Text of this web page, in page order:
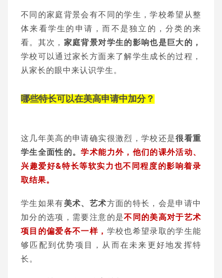
不同的家庭背景会有不同的学生，学校希望从整
体来看学生的申请，而不是独立的，分类的来
看。其次， 家庭背景对学生的影响也是巨大的，
学校可以通过家长方面来了解学生成长的过程，
从家长的眼中来认识学生。
哪些特长可以在美高申请中加分？
这几年美高的申请确实很激烈，学校还是很看重
学生全面性的。学术能力外，他们的课外活动、
兴趣爱好&特长等软实力也不同程度的影响着录
取结果。
学生如果有美术、艺术方面的特长，会是申请中
加分的选项，需要注意的是不同的美高对于艺术
项目的偏爱各不一样， 学校也希望录取的学生能
够匹配到优势项目，从而在未来更好地发挥特
长。